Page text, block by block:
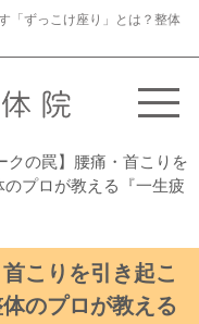
「ずっこけ座り」とは？整体
クの罠】腰痛・首こりを
プロが教える『一生疲
こりを引き起こ
のプロが教える